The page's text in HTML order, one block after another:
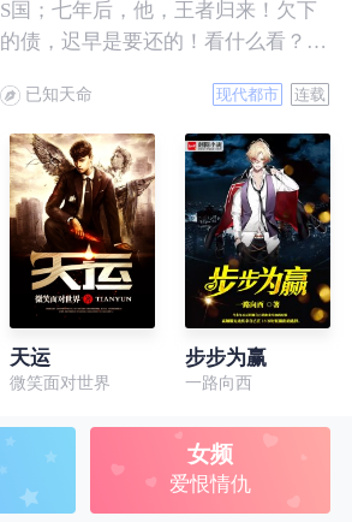
S国；七年后，他，王者归来！欠下
的债，迟早是要还的！看什么看？说
已知天命 现代都市 连载
天运
微笑面对世界
步步为赢
一路向西
女频
爱恨情仇